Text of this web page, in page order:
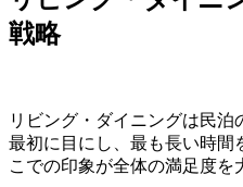
戦略
リビング・ダイニングは民泊
最初に目にし、最も長い時間
こでの印象が全体の満足度を